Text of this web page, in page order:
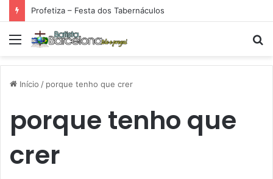
Profetiza – Festa dos Tabernáculos
Menu
Início / porque tenho que crer
porque tenho que
crer